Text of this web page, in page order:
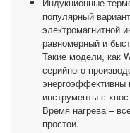
Индукционные
популярный
электромагнитной
равномерный и
Такие модели, как
серийного
энергоэффективны
инструменты с
Время нагрева –
простои.